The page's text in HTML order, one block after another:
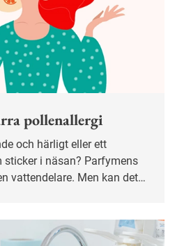
pollenallergi
i näsan? Parfymens
vattendelare. Men kan det